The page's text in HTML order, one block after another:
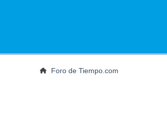
Foro de Tiempo.com